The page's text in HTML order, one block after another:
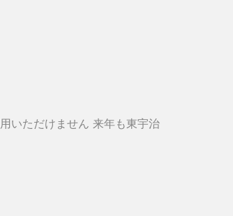
いただけません 来年も東宇治